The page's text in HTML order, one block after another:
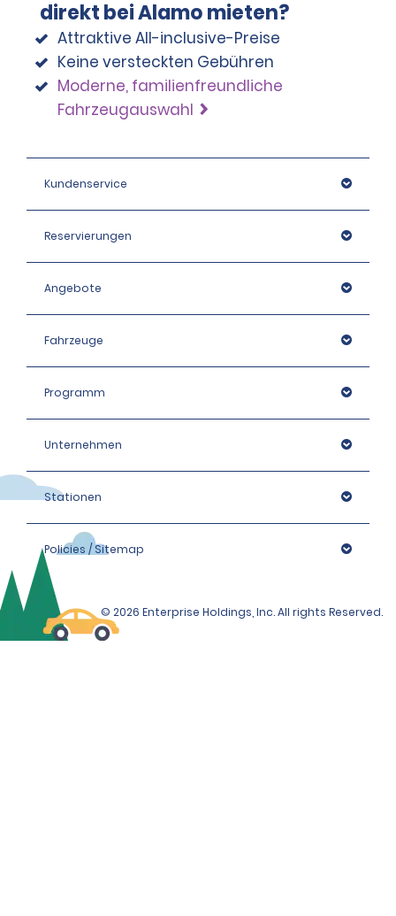
direkt bei Alamo mieten?
Attraktive All-inclusive-Preise
Keine versteckten Gebühren
Moderne, familienfreundliche
Fahrzeugauswahl
Kundenservice
Reservierungen
Angebote
Fahrzeuge
Programm
Unternehmen
Stationen
Policies / Sitemap
© 2026 Enterprise Holdings, Inc. All rights Reserved.